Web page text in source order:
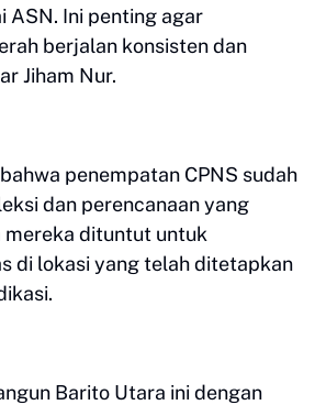
ASN. Ini penting agar
berjalan konsisten dan
Jiham Nur.
penempatan CPNS sudah
dan perencanaan yang
mereka dituntut untuk
di lokasi yang telah ditetapkan
Barito Utara ini dengan